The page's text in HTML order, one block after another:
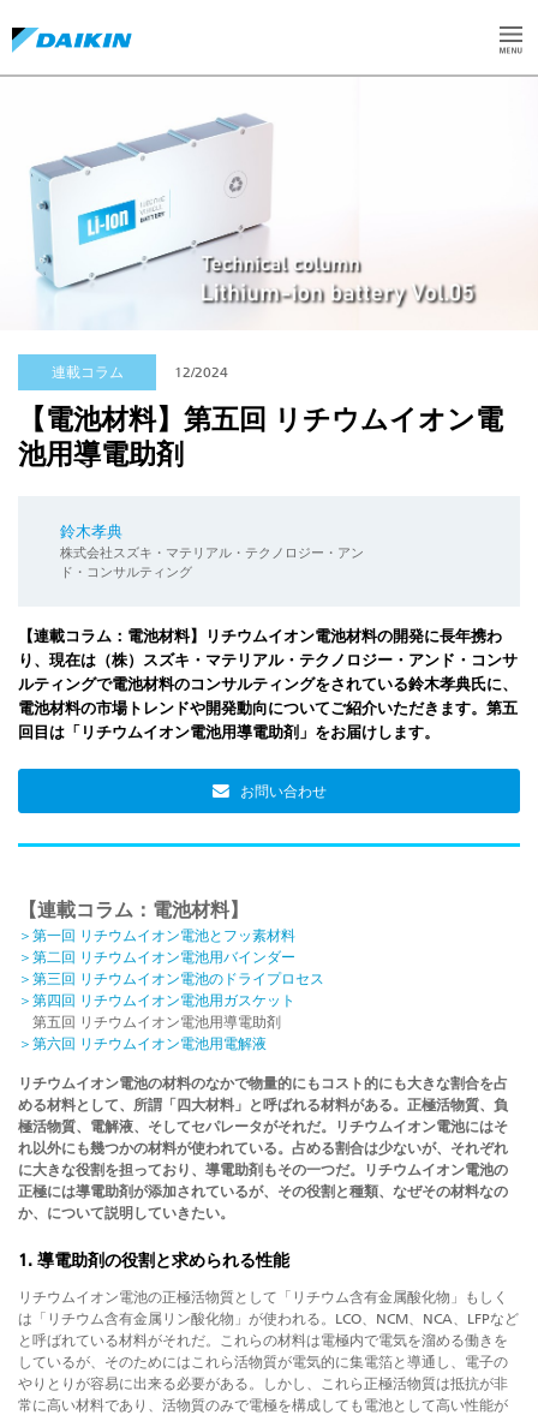
連載コラム 12/2024
【電池材料】第五回 リチウムイオン電
池用導電助剤
鈴木孝典
株式会社スズキ・マテリアル・テクノロジー・アン
ド・コンサルティング
【連載コラム：電池材料】リチウムイオン電池材料の開発に長年携わ
り、現在は（株）スズキ・マテリアル・テクノロジー・アンド・コンサ
ルティングで電池材料のコンサルティングをされている鈴木孝典氏に、
電池材料の市場トレンドや開発動向についてご紹介いただきます。第五
回目は「リチウムイオン電池用導電助剤」をお届けします。
お問い合わせ
【連載コラム：電池材料】
＞第一回 リチウムイオン電池とフッ素材料
＞第二回 リチウムイオン電池用バインダー
＞第三回 リチウムイオン電池のドライプロセス
＞第四回 リチウムイオン電池用ガスケット
第五回 リチウムイオン電池用導電助剤
＞第六回 リチウムイオン電池用電解液
リチウムイオン電池の材料のなかで物量的にもコスト的にも大きな割合を占
める材料として、所謂「四大材料」と呼ばれる材料がある。正極活物質、負
極活物質、電解液、そしてセパレータがそれだ。リチウムイオン電池にはそ
れ以外にも幾つかの材料が使われている。占める割合は少ないが、それぞれ
に大きな役割を担っており、導電助剤もその一つだ。リチウムイオン電池の
正極には導電助剤が添加されているが、その役割と種類、なぜその材料なの
か、について説明していきたい。
1. 導電助剤の役割と求められる性能
リチウムイオン電池の正極活物質として「リチウム含有金属酸化物」もしく
は「リチウム含有金属リン酸化物」が使われる。LCO、NCM、NCA、LFPなど
と呼ばれている材料がそれだ。これらの材料は電極内で電気を溜める働きを
しているが、そのためにはこれら活物質が電気的に集電箔と導通し、電子の
やりとりが容易に出来る必要がある。しかし、これら正極活物質は抵抗が非
常に高い材料であり、活物質のみで電極を構成しても電池として高い性能が